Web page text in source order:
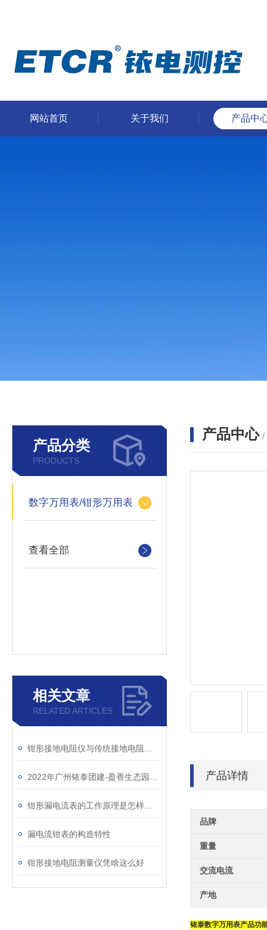
网站首页 关于我们 产品中
产品分类
PRODUCTS
数字万用表/钳形万用表
查看全部
相关文章
RELATED ARTICLES
漏电流钳表的构造特性
钳形接地电阻测量仪凭啥这么好
产品中心 /
产品详情
品牌
重量
交流电流
产地
铱泰数字万用表产品功